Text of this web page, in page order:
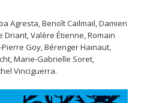
Agresta, Benoît Cailmail, Damien
Driant, Valère Étienne, Romain
Goy, Bérenger Hainaut,
Marie-Gabrielle Soret,
Vinciguerra.